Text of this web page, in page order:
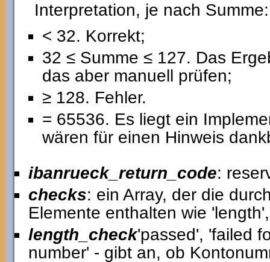
Interpretation, je nach Summe:
< 32. Korrekt;
32 ≤ Summe ≤ 127. Das
das aber manuell prüfen;
≥ 128. Fehler.
= 65536. Es liegt ein
wären für einen Hinweis
ibanrueck_return_code:
checks: ein Array, der die
Elemente enthalten wie
length_check'passed', 'failed
number' - gibt an, ob